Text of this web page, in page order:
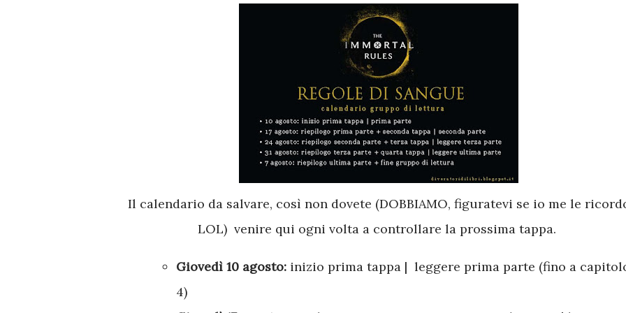
Il calendario da salvare, così non dovete (DOBBIAMO, figuratevi se io me le
LOL) venire qui ogni volta a controllare la prossima tappa.
Giovedì 10 agosto: inizio prima tappa | leggere prima parte (fino a
4)